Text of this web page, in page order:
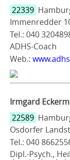
22339
Immenredder
Tel.: 040
ADHS-Coach
Web.:
Irmgard
22589
Osdorfer
Tel.: 040
Dipl.-Psych.,